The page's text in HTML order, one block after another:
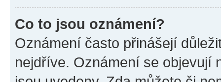
Co to jsou oznámení?
Oznámení často přinášejí
nejdříve. Oznámení se objevují